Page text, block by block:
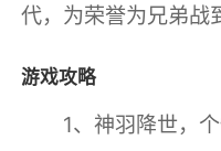
代，为荣誉为兄弟战
游戏攻略
1、神羽降世，